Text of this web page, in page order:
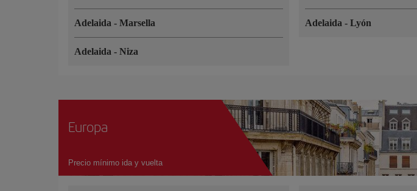
Adelaida - Marsella
Adelaida - Niza
Adelaida - Lyón
Europa
Precio mínimo ida y vuelta